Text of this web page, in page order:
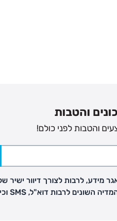
והטבות
והטבות לפני כולם!
מידע, לרבות לצורך דיוור ישיר